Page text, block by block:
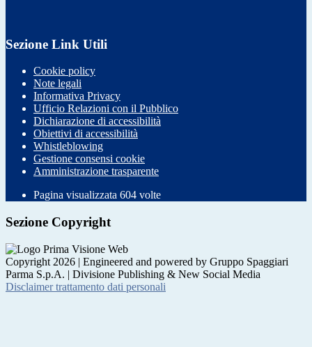
Sezione Link Utili
Cookie policy
Note legali
Informativa Privacy
Ufficio Relazioni con il Pubblico
Dichiarazione di accessibilità
Obiettivi di accessibilità
Whistleblowing
Gestione consensi cookie
Amministrazione trasparente
Pagina visualizzata 604 volte
Sezione Copyright
Copyright 2026 | Engineered and powered by Gruppo Spaggiari
Parma S.p.A. | Divisione Publishing & New Social Media
Disclaimer trattamento dati personali